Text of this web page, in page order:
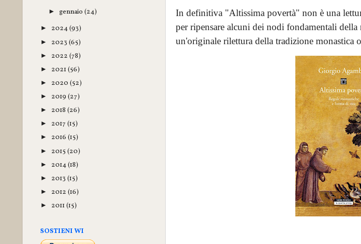
In definitiva "Altissima povertà" non è una
per ripensare alcuni dei nodi fondamentali della
un'originale rilettura della tradizione monastica
► gennaio (24)
► 2024(93)
► 2023 (65)
► 2022 (78)
► 2021 (56)
► 2020 (52)
► 2019 (27)
► 2018 (26)
► 2017 (15)
► 2016 (15)
► 2015 (20)
► 2014(18)
► 2013 (15)
► 2012 (16)
► 2011 (15)
SOSTIENI WI